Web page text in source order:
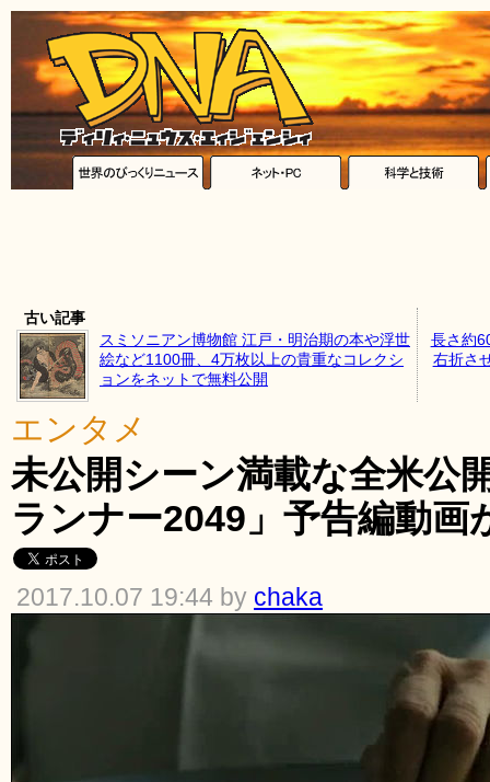
古い記事
スミソニアン博物館 江戸・明治期の本や浮世
絵など1100冊、4万枚以上の貴重なコレクシ
ョンをネットで無料公開
長さ約
右折さ
エンタメ
未公開シーン満載な全米公
ランナー2049」予告編動画
2017.10.07 19:44 by chaka